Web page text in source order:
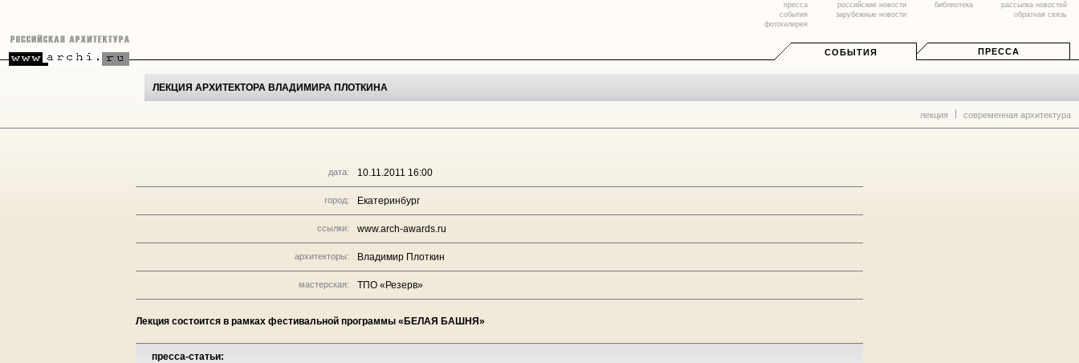
пресса
события
фотогалерея
российские новости
зарубежные новости
библиотека
рассылка новостей
обратная связь
СОБЫТИЯ ПРЕССА
ЛЕКЦИЯ АРХИТЕКТОРА ВЛАДИМИРА ПЛОТКИНА
лекция современная архитектура
дата: 10.11.2011 16:00
город: Екатеринбург
ссылки: www.arch-awards.ru
архитекторы: Владимир Плоткин
мастерская: ТПО «Резерв»
Лекция состоится в рамках фестивальной программы «БЕЛАЯ БАШНЯ»
пресса-статьи: